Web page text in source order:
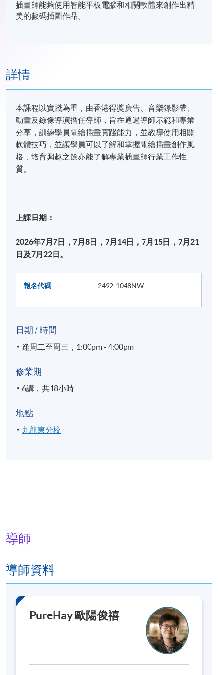
插畫師能夠使用智能平板電腦和相關軟體來創作出精
美的數碼插圖作品。
詳情
本課程以實踐為重，由香港得獎廣告、音樂錄影帶、
動畫及錄像導演擔任導師，旨在通過導師示範和專業
分享，訓練學員電繪插畫實踐能力，並教導使用相關
軟體技巧，並讓學員可以了解和掌握電繪插畫創作風
格，培育興趣之餘亦能了解專業插畫師行業工作性
質。
上課日期：
2026年7月7日，7月8日，7月14日，7月15日，7月21
日及7月22日。
報名代碼 2492-1048NW
日期 / 時間
逢周二至周三，1:00pm - 4:00pm
修業期
6講，共18小時
地點
九龍東分校
導師
導師資料
PureHay 歐陽俊禧